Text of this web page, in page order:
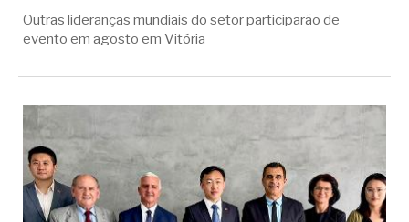
Outras lideranças mundiais do setor participarão de
evento em agosto em Vitória